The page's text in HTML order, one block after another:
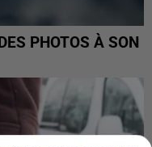
PHOTOS À SON